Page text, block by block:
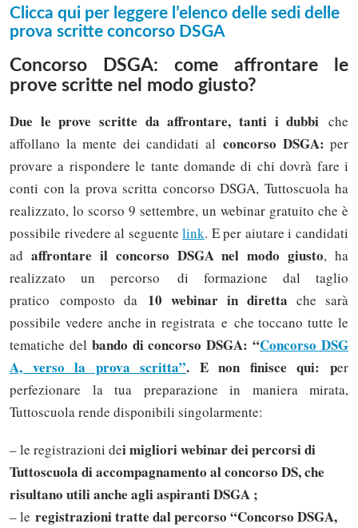
Clicca qui per leggere l’elenco delle sedi delle
prova scritte concorso DSGA
Concorso DSGA: come affrontare le
prove scritte nel modo giusto?
Due le prove scritte da affrontare, tanti i dubbi che
affollano la mente dei candidati al concorso DSGA: per
provare a rispondere le tante domande di chi dovrà fare i
conti con la prova scritta concorso DSGA, Tuttoscuola ha
realizzato, lo scorso 9 settembre, un webinar gratuito che è
possibile rivedere al seguentelink. E per aiutare i candidati
ad affrontare il concorso DSGA nel modo giusto, ha
realizzato un percorso di formazione dal taglio
pratico composto da 10 webinar in diretta che sarà
possibile vedere anche in registrata e che toccano tutte le
tematiche del bando di concorso DSGA: “Concorso DSG
A, verso la prova scritta”. E non finisce qui: per
perfezionare la tua preparazione in maniera mirata,
Tuttoscuola rende disponibili singolarmente:
– le registrazioni dei migliori webinar dei percorsi di
Tuttoscuola di accompagnamento al concorso DS, che
risultano utili anche agli aspiranti DSGA ;
– le registrazioni tratte dal percorso “Concorso DSGA,